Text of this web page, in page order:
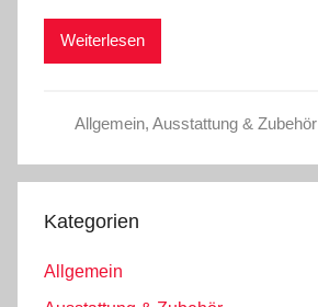
Weiterlesen
Allgemein, Ausstattung & Zubehör
Kategorien
Allgemein